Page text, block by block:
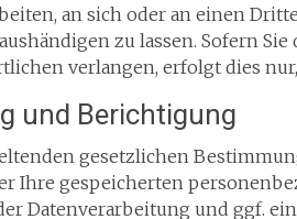
an sich oder an einen
zu lassen. Sofern
verlangen, erfolgt dies
und Berichtigung
gesetzlichen
Ihre gespeicherten
Datenverarbeitung und ggf.